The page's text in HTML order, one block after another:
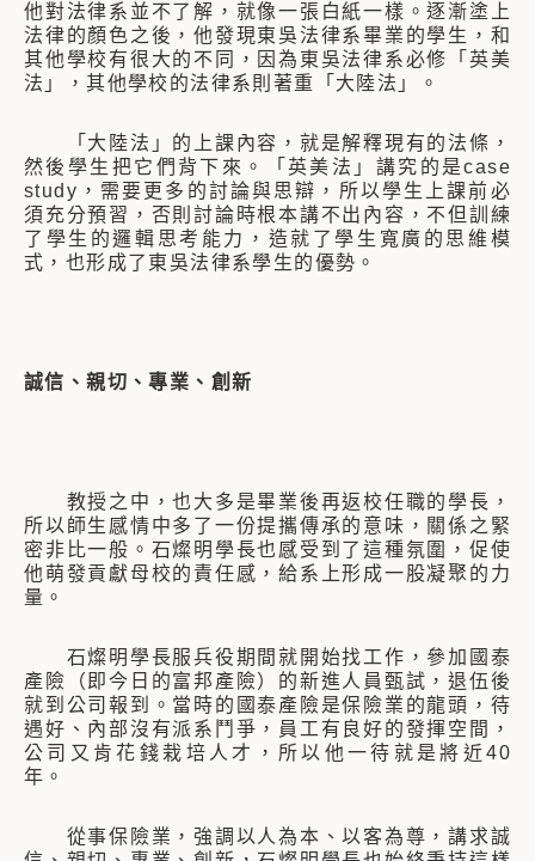
他對法律系並不了解，就像一張白紙一樣。逐漸塗上
法律的顏色之後，他發現東吳法律系畢業的學生，和
其他學校有很大的不同，因為東吳法律系必修「英美
法」，其他學校的法律系則著重「大陸法」。
「大陸法」的上課內容，就是解釋現有的法條，
然後學生把它們背下來。「英美法」講究的是case
study，需要更多的討論與思辯，所以學生上課前必
須充分預習，否則討論時根本講不出內容，不但訓練
了學生的邏輯思考能力，造就了學生寬廣的思維模
式，也形成了東吳法律系學生的優勢。
誠信、親切、專業、創新
教授之中，也大多是畢業後再返校任職的學長，
所以師生感情中多了一份提攜傳承的意味，關係之緊
密非比一般。石燦明學長也感受到了這種氛圍，促使
他萌發貢獻母校的責任感，給系上形成一股凝聚的力
量。
石燦明學長服兵役期間就開始找工作，參加國泰
產險（即今日的富邦產險）的新進人員甄試，退伍後
就到公司報到。當時的國泰產險是保險業的龍頭，待
遇好、內部沒有派系鬥爭，員工有良好的發揮空間，
公司又肯花錢栽培人才，所以他一待就是將近40
年。
從事保險業，強調以人為本、以客為尊，講求誠